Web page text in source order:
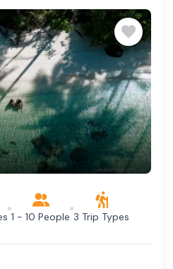
1 - 10 People 3 Trip Types